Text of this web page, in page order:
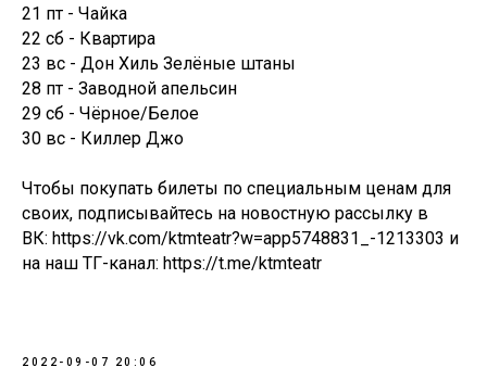
21 пт - Чайка
22 сб - Квартира
23 вс - Дон Хиль Зелёные штаны
28 пт - Заводной апельсин
29 сб - Чёрное/Белое
30 вс - Киллер Джо
Чтобы покупать билеты по специальным ценам для
своих, подписывайтесь на новостную рассылку в
ВК: https://vk.com/ktmteatr?w=app5748831_-1213303 и
на наш ТГ-канал: https://t.me/ktmteatr
2022-09-07 20:06